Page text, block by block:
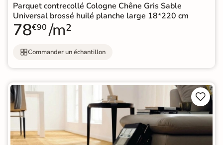
Parquet contrecollé Cologne Chêne Gris Sable
Universal brossé huilé planche large 18*220 cm
78€90 /m²
Commander un échantillon

